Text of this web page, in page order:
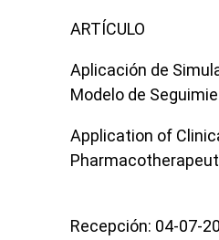
ARTÍCULO
Aplicación de
Modelo de
Application of
Recepción: 04-07-